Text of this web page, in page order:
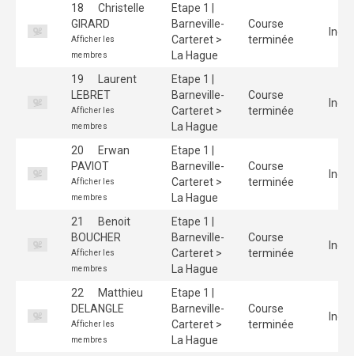
18
Christelle
GIRARD
Afficher les
membres
Etape 1 |
Barneville-
Carteret >
La Hague
Course
terminée
19
Laurent
LEBRET
Afficher les
membres
Etape 1 |
Barneville-
Carteret >
La Hague
Course
terminée
20
Erwan
PAVIOT
Afficher les
membres
Etape 1 |
Barneville-
Carteret >
La Hague
Course
terminée
21
Benoit
BOUCHER
Afficher les
membres
Etape 1 |
Barneville-
Carteret >
La Hague
Course
terminée
22
Matthieu
DELANGLE
Afficher les
membres
Etape 1 |
Barneville-
Carteret >
La Hague
Course
terminée